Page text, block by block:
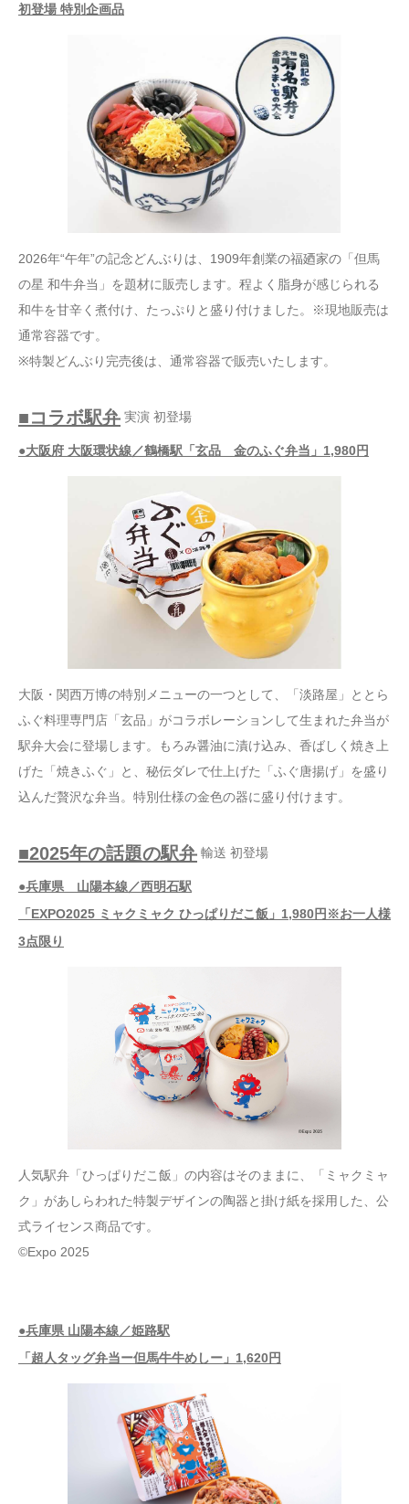
初登場 特別企画品
2026年“午年”の記念どんぶりは、1909年創業の福廼家の「但馬
の星 和牛弁当」を題材に販売します。程よく脂身が感じられる
和牛を甘辛く煮付け、たっぷりと盛り付けました。※現地販売は
通常容器です。
※特製どんぶり完売後は、通常容器で販売いたします。
■コラボ駅弁 実演 初登場
●大阪府 大阪環状線／鶴橋駅「玄品 金のふぐ弁当」1,980円
大阪・関西万博の特別メニューの一つとして、「淡路屋」ととら
ふぐ料理専門店「玄品」がコラボレーションして生まれた弁当が
駅弁大会に登場します。もろみ醤油に漬け込み、香ばしく焼き上
げた「焼きふぐ」と、秘伝ダレで仕上げた「ふぐ唐揚げ」を盛り
込んだ贅沢な弁当。特別仕様の金色の器に盛り付けます。
■2025年の話題の駅弁 輸送 初登場
●兵庫県 山陽本線／西明石駅
「EXPO2025 ミャクミャク ひっぱりだこ飯」1,980円※お一人様
3点限り
人気駅弁「ひっぱりだこ飯」の内容はそのままに、「ミャクミャ
ク」があしらわれた特製デザインの陶器と掛け紙を採用した、公
式ライセンス商品です。
©Expo 2025
●兵庫県 山陽本線／姫路駅
「超人タッグ弁当ー但馬牛牛めしー」1,620円